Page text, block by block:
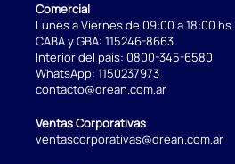
Comercial
Lunes a Viernes de 09:00 a 18:00 hs.
CABA y GBA: 115246-8663
Interior del país: 0800-345-6580
WhatsApp: 1150237973
contacto@drean.com.ar
Ventas Corporativas
ventascorporativas@drean.com.ar